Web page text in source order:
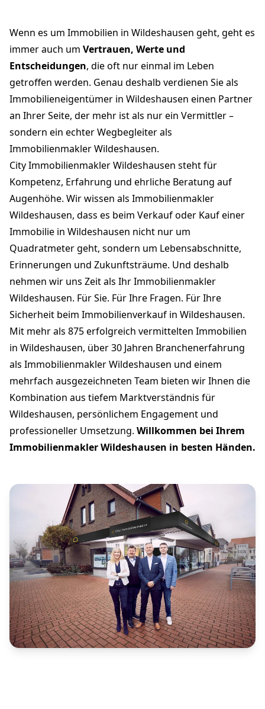
Wenn es um Immobilien in Wildeshausen geht, geht es
immer auch um Vertrauen, Werte und
Entscheidungen, die oft nur einmal im Leben
getroffen werden. Genau deshalb verdienen Sie als
Immobilieneigentümer in Wildeshausen einen Partner
an Ihrer Seite, der mehr ist als nur ein Vermittler –
sondern ein echter Wegbegleiter als
Immobilienmakler Wildeshausen.
City Immobilienmakler Wildeshausen steht für
Kompetenz, Erfahrung und ehrliche Beratung auf
Augenhöhe. Wir wissen als Immobilienmakler
Wildeshausen, dass es beim Verkauf oder Kauf einer
Immobilie in Wildeshausen nicht nur um
Quadratmeter geht, sondern um Lebensabschnitte,
Erinnerungen und Zukunftsträume. Und deshalb
nehmen wir uns Zeit als Ihr Immobilienmakler
Wildeshausen. Für Sie. Für Ihre Fragen. Für Ihre
Sicherheit beim Immobilienverkauf in Wildeshausen.
Mit mehr als 875 erfolgreich vermittelten Immobilien
in Wildeshausen, über 30 Jahren Branchenerfahrung
als Immobilienmakler Wildeshausen und einem
mehrfach ausgezeichneten Team bieten wir Ihnen die
Kombination aus tiefem Marktverständnis für
Wildeshausen, persönlichem Engagement und
professioneller Umsetzung. Willkommen bei Ihrem
Immobilienmakler Wildeshausen in besten Händen.